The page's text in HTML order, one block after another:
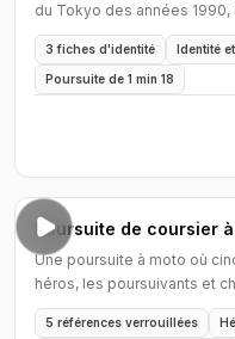
du Tokyo des années
auquel la motarde
3 fiches d'identité Identité
Poursuite de 1 min 18
Poursuite de coursier
Une poursuite à moto où
héros, les poursuivants et
couleur de leurs feux.
5 références verrouillées